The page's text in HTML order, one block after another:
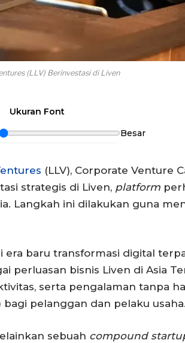
(LLV) Berinvestasi di Liven
Ukuran Font
Besar
(LLV), Corporate Venture
strategis di Liven, platform
Langkah ini dilakukan guna
era baru transformasi digital
perluasan bisnis Liven di Asia
serta pengalaman tanpa
bagi pelanggan dan pelaku usaha.
sebuah compound